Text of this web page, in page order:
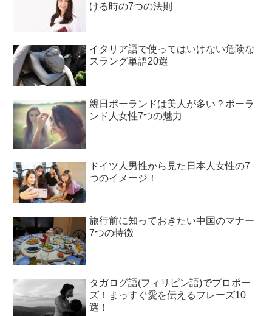
ける時の7つの法則
イタリア語で使ってはいけない危険な
スラング単語20選
親日ポーランドは美人が多い？ポーラ
ンド人女性7つの魅力
ドイツ人男性から見た日本人女性の7
つのイメージ！
旅行前に知っておきたい中国のマナー
7つの特徴
タガログ語(フィリピン語)でプロポー
ズ！まっすぐ愛を伝えるフレーズ10
選！